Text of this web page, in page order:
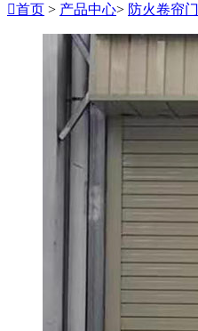
首页 > 产品中心> 防火卷帘门